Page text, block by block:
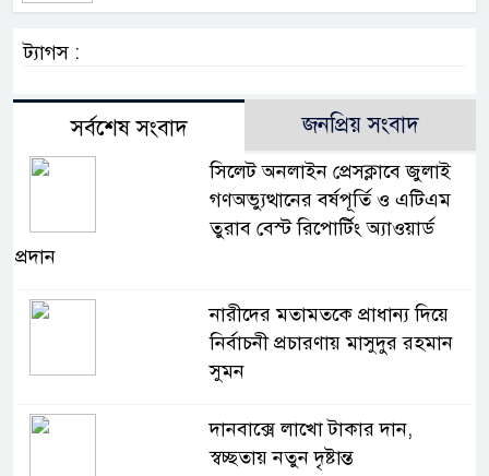
ট্যাগস :
সর্বশেষ সংবাদ জনপ্রিয় সংবাদ
সিলেট অনলাইন প্রেসক্লাবে জুলাই
গণঅভ্যুত্থানের বর্ষপূর্তি ও এটিএম
তুরাব বেস্ট রিপোর্টিং অ্যাওয়ার্ড
প্রদান
নারীদের মতামতকে প্রাধান্য দিয়ে
নির্বাচনী প্রচারণায় মাসুদুর রহমান
সুমন
দানবাক্সে লাখো টাকার দান,
স্বচ্ছতায় নতুন দৃষ্টান্ত